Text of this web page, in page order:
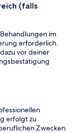
(falls
im
erforderlich.
vor deiner
erfolgt zu
Zwecken.